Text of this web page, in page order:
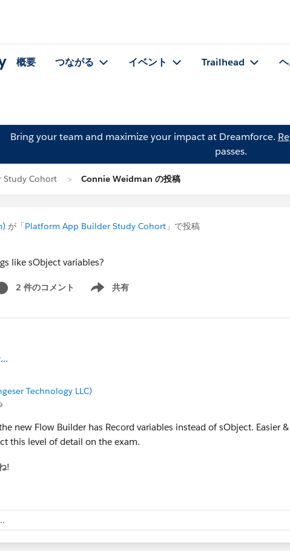
概要 つながる イベント Trailhead
Bring your team and maximize your impact at Dreamforce.
passes.
Study Cohort Connie Weidman の投稿
が「Platform App Builder Study Cohort 」で投稿
like sObject variables?
2 件のコメント 共有
Show menu
Technology LLC)
new Flow Builder has Record variables instead of sObject. Easier
this level of detail on the exam.
!